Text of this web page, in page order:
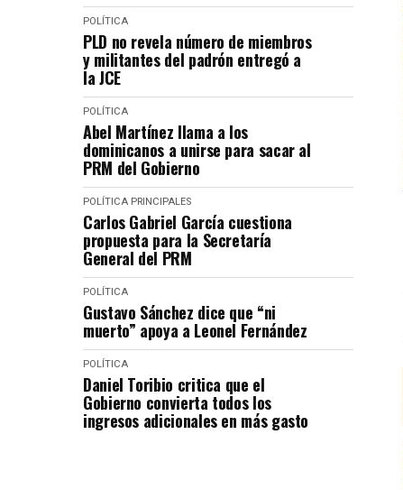
POLÍTICA
PLD no revela número de miembros
y militantes del padrón entregó a
la JCE
POLÍTICA
Abel Martínez llama a los
dominicanos a unirse para sacar al
PRM del Gobierno
POLÍTICA PRINCIPALES
Carlos Gabriel García cuestiona
propuesta para la Secretaría
General del PRM
POLÍTICA
Gustavo Sánchez dice que “ni
muerto” apoya a Leonel Fernández
POLÍTICA
Daniel Toribio critica que el
Gobierno convierta todos los
ingresos adicionales en más gasto